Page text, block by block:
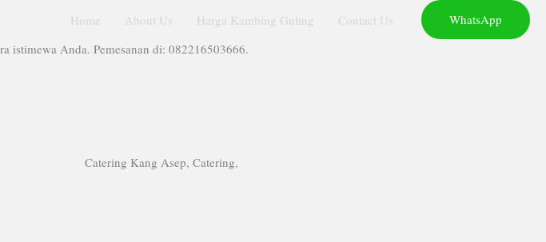
Home About Us Harga Kambing Guling Contact Us WhatsApp
istimewa Anda. Pemesanan di: 082216503666.